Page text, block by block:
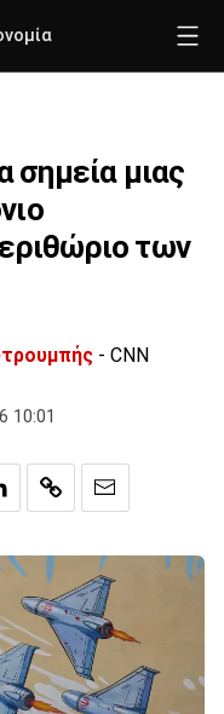
σημεία μιας
των
- CNN
10:01